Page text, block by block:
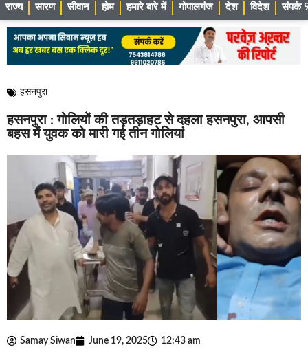
राज्य सारण सीवान होम हमारे बारे में गोपालगंज देश विदेश संपर्क
हसनपुरा
हसनपुरा : गोलियों की तड़तड़ाहट से दहला हसनपुरा, आपसी
बहस में युवक को मारी गई तीन गोलियां
Samay Siwan June 19, 2025 12:43 am